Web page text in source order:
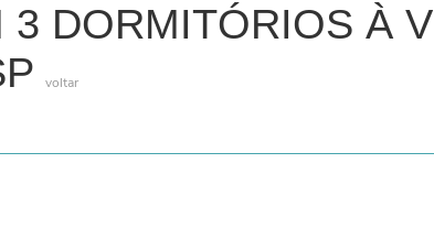
3 DORMITÓRIOS À
voltar